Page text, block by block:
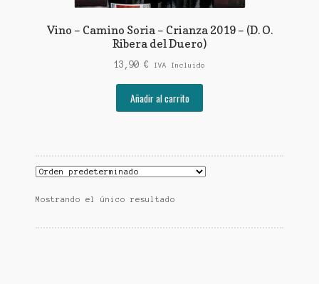
Vino – Camino Soria – Crianza 2019 – (D. O.
Ribera del Duero)
13,90 € IVA Incluido
Añadir al carrito
Mostrando el único resultado